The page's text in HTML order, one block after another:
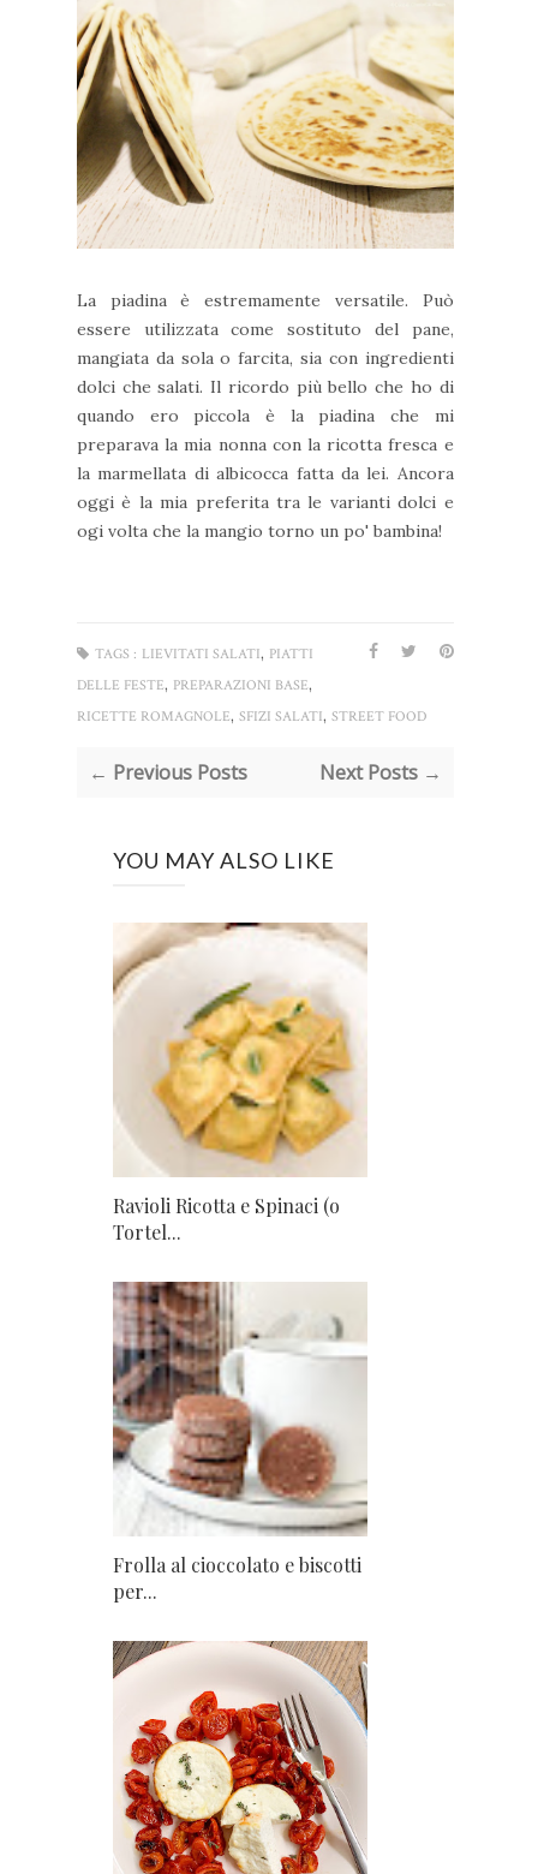
La piadina è estremamente versatile. Può
essere utilizzata come sostituto del pane,
mangiata da sola o farcita, sia con ingredienti
dolci che salati. Il ricordo più bello che ho di
quando ero piccola è la piadina che mi
preparava la mia nonna con la ricotta fresca e
la marmellata di albicocca fatta da lei. Ancora
oggi è la mia preferita tra le varianti dolci e
ogi volta che la mangio torno un po' bambina!
TAGS : LIEVITATI SALATI, PIATTI
DELLE FESTE, PREPARAZIONI BASE,
RICETTE ROMAGNOLE, SFIZI SALATI, STREET FOOD
← Previous Posts Next Posts →
YOU MAY ALSO LIKE
Ravioli Ricotta e Spinaci (o
Tortel...
Frolla al cioccolato e biscotti
per...